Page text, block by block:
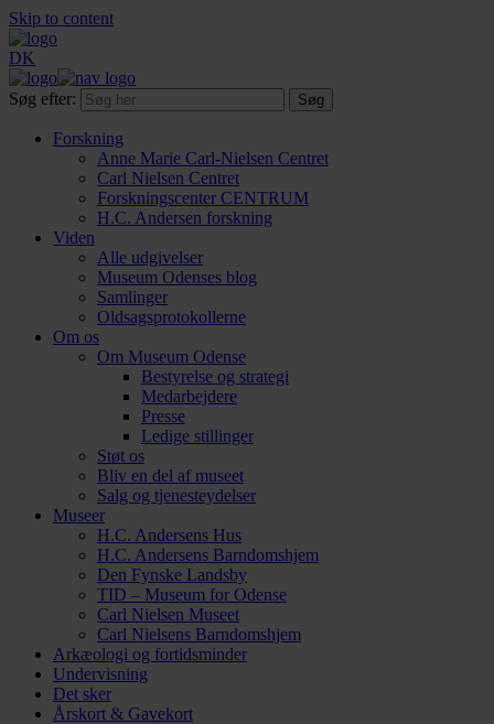
Skip to content
DK
Søg efter:
Forskning
Anne Marie Carl-Nielsen Centret
Carl Nielsen Centret
Forsknings­center CENTRUM
H.C. Andersen forskning
Viden
Alle udgivelser
Museum Odenses blog
Samlinger
Oldsagsprotokollerne
Om os
Om Museum Odense
Bestyrelse og strategi
Medarbejdere
Presse
Ledige stillinger
Støt os
Bliv en del af museet
Salg og tjenesteydelser
Museer
H.C. Andersens Hus
H.C. Andersens Barndomshjem
Den Fynske Landsby
TID – Museum for Odense
Carl Nielsen Museet
Carl Nielsens Barndomshjem
Arkæologi og fortidsminder
Undervisning
Det sker
Årskort & Gavekort